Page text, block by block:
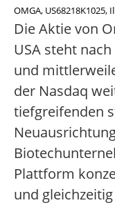
OMGA,
Die Aktie von
USA steht
und
der Nasdaq
tiefgreifenden
Plattform
und